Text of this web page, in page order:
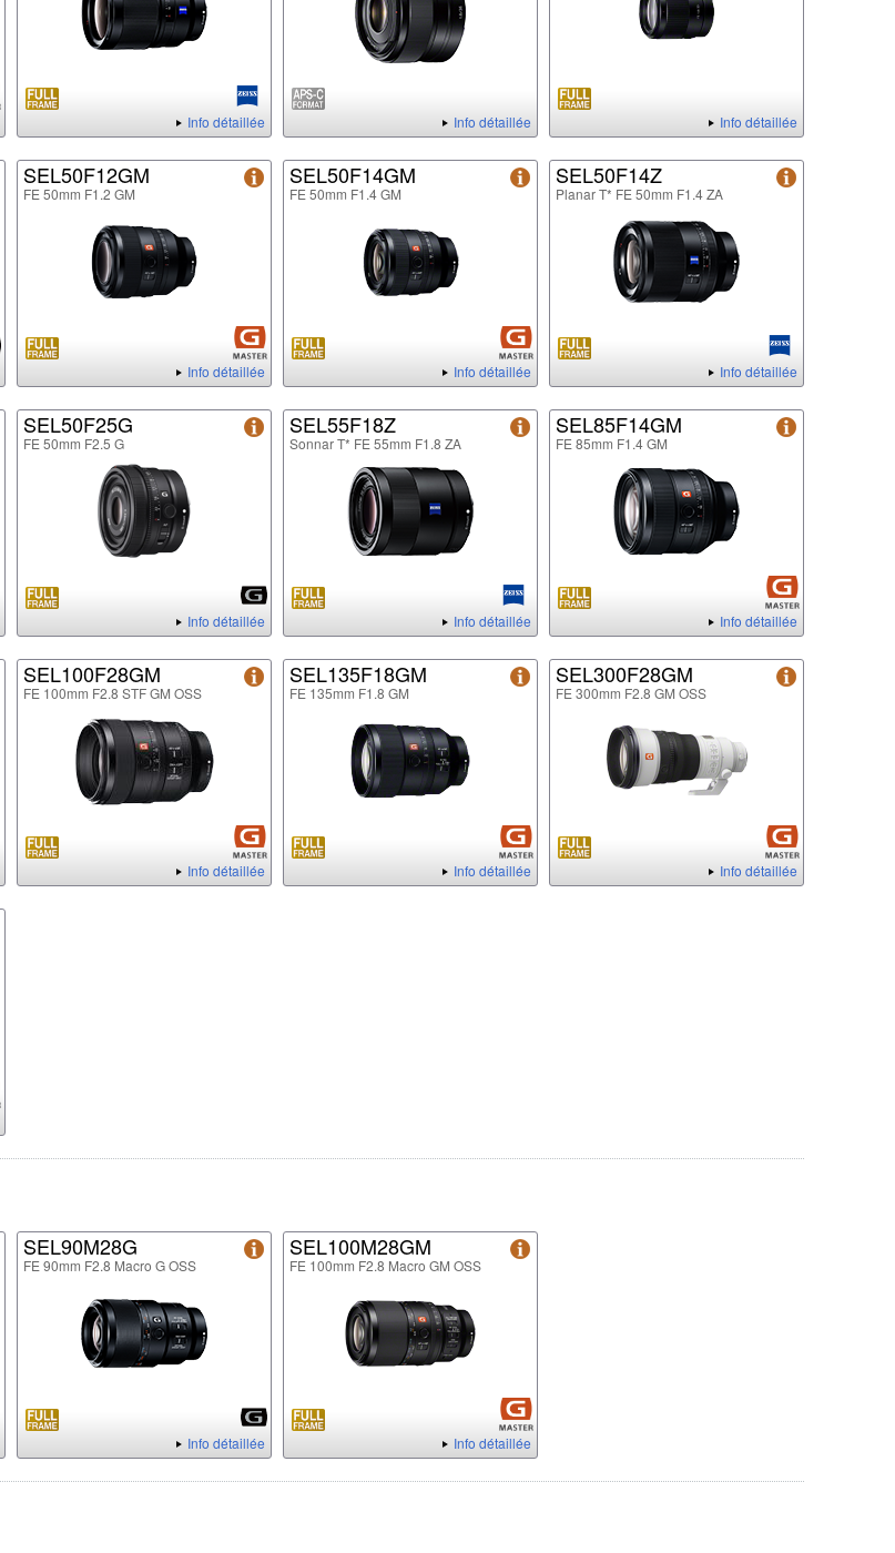
Info détaillée Info détaillée Info détaillée
SEL50F12GM
FE 50mm F1.2 GM
Info détaillée
SEL50F14GM
FE 50mm F1.4 GM
Info détaillée
SEL50F14Z
Planar T* FE 50mm F1.4 ZA
Info détaillée
SEL50F25G
FE 50mm F2.5 G
Info détaillée
SEL55F18Z
Sonnar T* FE 55mm F1.8 ZA
Info détaillée
SEL85F14GM
FE 85mm F1.4 GM
Info détaillée
SEL100F28GM
FE 100mm F2.8 STF GM OSS
Info détaillée
SEL135F18GM
FE 135mm F1.8 GM
Info détaillée
SEL300F28GM
FE 300mm F2.8 GM OSS
Info détaillée
SEL90M28G
FE 90mm F2.8 Macro G OSS
Info détaillée
SEL100M28GM
FE 100mm F2.8 Macro GM OSS
Info détaillée